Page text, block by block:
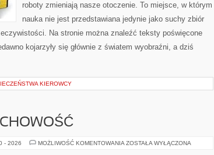
roboty zmieniają nasze otoczenie. To miejsce, w którym
nauka nie jest przedstawiana jedynie jako suchy zbiór
Na stronie można znaleźć teksty poświęcone
kojarzyły się głównie z światem wyobraźni, a dziś
KIEROWCY
- 2026 MOŻLIWOŚĆ KOMENTOWANIA MODLITWA
ZOSTAŁA WYŁĄCZONA